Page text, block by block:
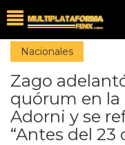
Nacionales
Zago
quórum en
Adorni y se
“Antes del 23